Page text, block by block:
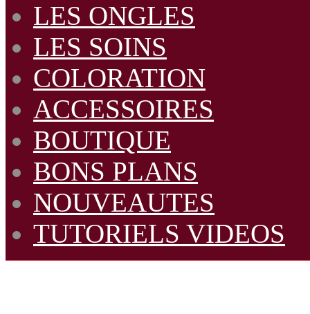
LES ONGLES
LES SOINS
COLORATION
ACCESSOIRES
BOUTIQUE
BONS PLANS
NOUVEAUTES
TUTORIELS VIDEOS